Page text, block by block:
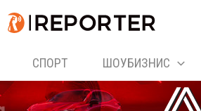
СПОРТ ШОУБИЗНИС